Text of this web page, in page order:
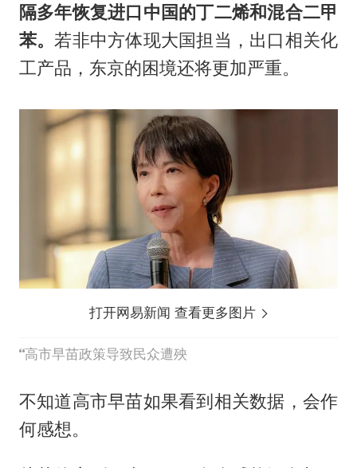
隔多年恢复进口中国的丁二烯和混合二甲
苯。 若非中方体现大国担当，出口相关化
工产品，东京的困境还将更加严重。
打开网易新闻 查看更多图片
高市早苗政策导致民众遭殃
不知道高市早苗如果看到相关数据，会作
何感想。